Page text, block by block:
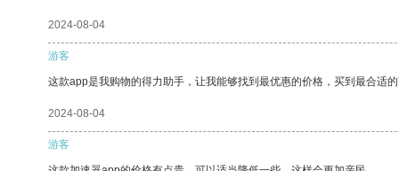
2024-08-04
游客
这款app是我购物的得力助手，让我能够找到最优惠的价格，买到最合适
2024-08-04
游客